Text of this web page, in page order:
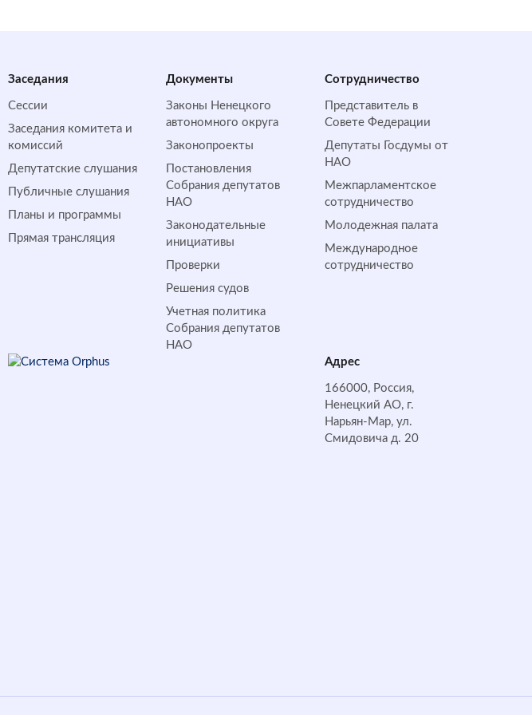
Заседания
Сессии
Заседания комитета и
комиссий
Депутатские слушания
Публичные слушания
Планы и программы
Прямая трансляция
Документы
Законы Ненецкого
автономного округа
Законопроекты
Постановления
Собрания депутатов
НАО
Законодательные
инициативы
Проверки
Решения судов
Учетная политика
Собрания депутатов
НАО
Сотрудничество
Представитель в
Совете Федерации
Депутаты Госдумы от
НАО
Межпарламентское
сотрудничество
Молодежная палата
Международное
сотрудничество
Адрес
166000, Россия,
Ненецкий АО, г.
Нарьян-Мар, ул.
Смидовича д. 20